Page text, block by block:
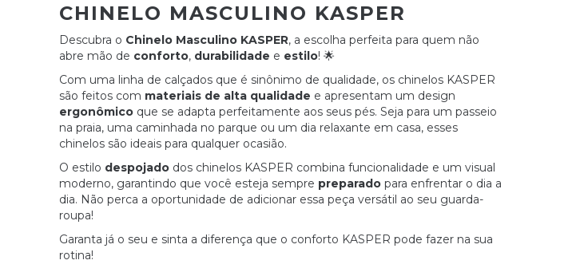
CHINELO MASCULINO KASPER
Descubra o Chinelo Masculino KASPER, a escolha perfeita para quem não
abre mão de conforto, durabilidade e estilo! 🌟
Com uma linha de calçados que é sinônimo de qualidade, os chinelos KASPER
são feitos com materiais de alta qualidade e apresentam um design
ergonômico que se adapta perfeitamente aos seus pés. Seja para um passeio
na praia, uma caminhada no parque ou um dia relaxante em casa, esses
chinelos são ideais para qualquer ocasião.
O estilo despojado dos chinelos KASPER combina funcionalidade e um visual
moderno, garantindo que você esteja sempre preparado para enfrentar o dia a
dia. Não perca a oportunidade de adicionar essa peça versátil ao seu guarda-
roupa!
Garanta já o seu e sinta a diferença que o conforto KASPER pode fazer na sua
rotina!